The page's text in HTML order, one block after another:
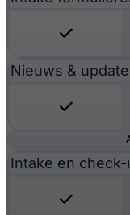
Nieuws &
Intake en